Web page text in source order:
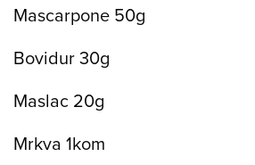
Mascarpone 50g
Bovidur 30g
Maslac 20g
Mrkva 1kom